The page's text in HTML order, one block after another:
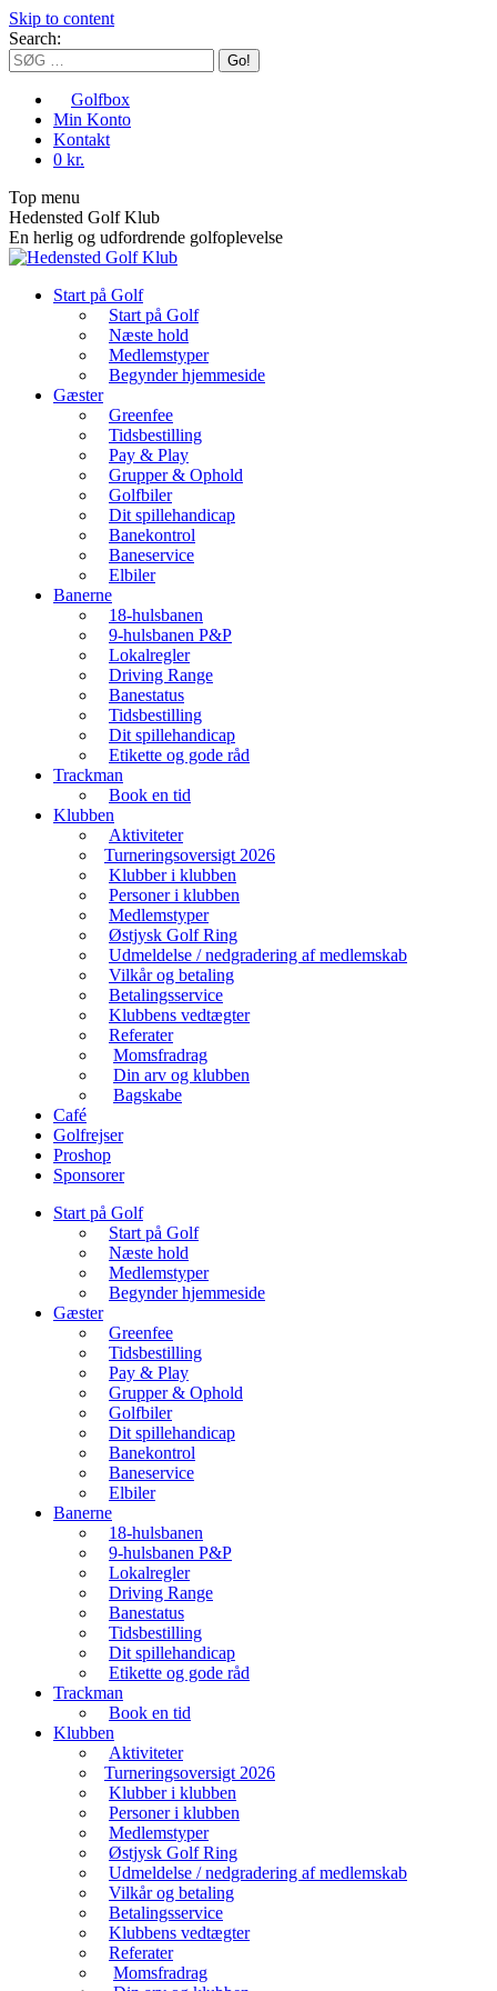
Skip to content
Search:
Golfbox
Min Konto
Kontakt
0 kr.
Top menu
Hedensted Golf Klub
En herlig og udfordrende golfoplevelse
Start på Golf
Start på Golf
Næste hold
Medlemstyper
Begynder hjemmeside
Gæster
Greenfee
Tidsbestilling
Pay & Play
Grupper & Ophold
Golfbiler
Dit spillehandicap
Banekontrol
Baneservice
Elbiler
Banerne
18-hulsbanen
9-hulsbanen P&P
Lokalregler
Driving Range
Banestatus
Tidsbestilling
Dit spillehandicap
Etikette og gode råd
Trackman
Book en tid
Klubben
Aktiviteter
Turneringsoversigt 2026
Klubber i klubben
Personer i klubben
Medlemstyper
Østjysk Golf Ring
Udmeldelse / nedgradering af medlemskab
Vilkår og betaling
Betalingsservice
Klubbens vedtægter
Referater
Momsfradrag
Din arv og klubben
Bagskabe
Café
Golfrejser
Proshop
Sponsorer
Start på Golf
Start på Golf
Næste hold
Medlemstyper
Begynder hjemmeside
Gæster
Greenfee
Tidsbestilling
Pay & Play
Grupper & Ophold
Golfbiler
Dit spillehandicap
Banekontrol
Baneservice
Elbiler
Banerne
18-hulsbanen
9-hulsbanen P&P
Lokalregler
Driving Range
Banestatus
Tidsbestilling
Dit spillehandicap
Etikette og gode råd
Trackman
Book en tid
Klubben
Aktiviteter
Turneringsoversigt 2026
Klubber i klubben
Personer i klubben
Medlemstyper
Østjysk Golf Ring
Udmeldelse / nedgradering af medlemskab
Vilkår og betaling
Betalingsservice
Klubbens vedtægter
Referater
Momsfradrag